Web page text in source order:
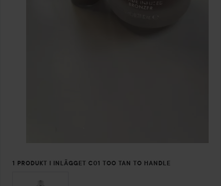
1 PRODUKT I INLÄGGET C01 TOO TAN TO HANDLE